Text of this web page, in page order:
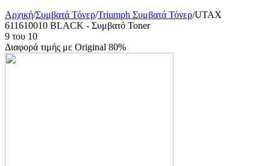
Αρχική/Συμβατά Τόνερ/Triumph Συμβατά Τόνερ/UTAX
611610010 BLACK - Συμβατό Toner
9 του 10
Διαφορά τιμής με Original 80%